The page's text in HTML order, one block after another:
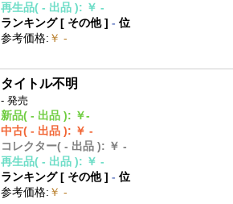
再生品( - 出品 ): ￥ -
ランキング [ その他]- 位
参考価格: ￥ -
タイトル不明
- 発売
新品( - 出品 ): ￥-
中古( - 出品 ): ￥ -
コレクター( - 出品 ): ￥ -
再生品( - 出品 ): ￥ -
ランキング [ その他]- 位
参考価格: ￥ -